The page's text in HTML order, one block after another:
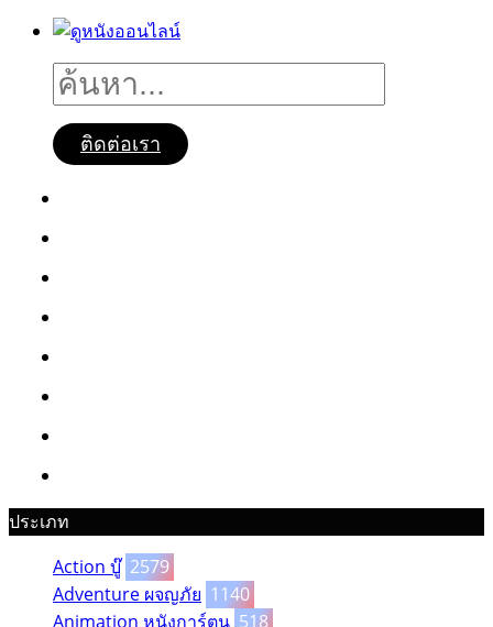
ติดต่อเรา
ประเภท
Action บู๊ 2579
Adventure ผจญภัย 1140
Animation หนังการ์ตูน 518